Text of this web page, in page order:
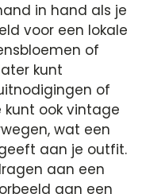
in hand als je
voor een lokale
of
kunt
of
kunt ook vintage
wat een
aan je outfit.
aan een
aan een